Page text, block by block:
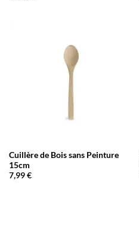
Cuillère de Bois sans Peinture
15cm
7,99€